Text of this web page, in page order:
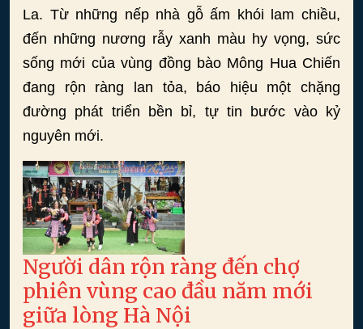
La. Từ những nếp nhà gỗ ấm khói lam chiều,
đến những nương rẫy xanh màu hy vọng, sức
sống mới của vùng đồng bào Mông Hua Chiến
đang rộn ràng lan tỏa, báo hiệu một chặng
đường phát triển bền bỉ, tự tin bước vào kỷ
nguyên mới.
Người dân rộn ràng đến chợ
phiên vùng cao đầu năm mới
giữa lòng Hà Nội